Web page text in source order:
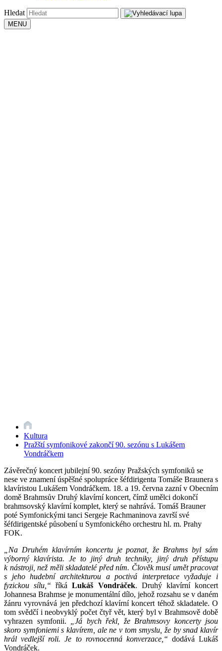
Hledat
MENU
Kultura
Pražští symfonikové zakončí 90. sezónu s Lukášem
Vondráčkem
Závěrečný koncert jubilejní 90. sezóny Pražských symfoniků se
nese ve znamení úspěšné spolupráce šéfdirigenta Tomáše Braunera s
klavíristou Lukášem Vondráčkem. 18. a 19. června zazní v Obecním
domě Brahmsův Druhý klavírní koncert, čímž umělci dokončí
brahmsovský klavírní komplet, který se nahrává. Tomáš Brauner
poté Symfonickými tanci Sergeje Rachmaninova završí své
šéfdirigentské působení u Symfonického orchestru hl. m. Prahy
FOK.
„Na Druhém klavírním koncertu je poznat, že Brahms byl sám
výborný klavírista. Je to jiný druh techniky, jiný druh přístupu
k nástroji, než měli skladatelé před ním. Člověk musí umět pracovat
s jeho hudební architekturou a poctivá interpretace vyžaduje i
fyzickou sílu,“říkáLukáš Vondráček. Druhý klavírní koncert
Johannesa Brahmse je monumentální dílo, jehož rozsahu se v daném
žánru vyrovnává jen předchozí klavírní koncert téhož skladatele. O
tom svědčí i neobvyklý počet čtyř vět, který byl v Brahmsově době
vyhrazen symfonii.
„Já bych řekl, že Brahmsovy koncerty jsou
skoro symfoniemi s klavírem, ale ne v tom smyslu, že by snad klavír
hrál vedlejší roli. Je to rovnocenná konverzace,“ dodává Lukáš
Vondráček.